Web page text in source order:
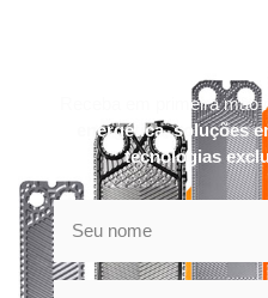
INSCREVA-
Receba em primeira
energética, soluções
tecnologias